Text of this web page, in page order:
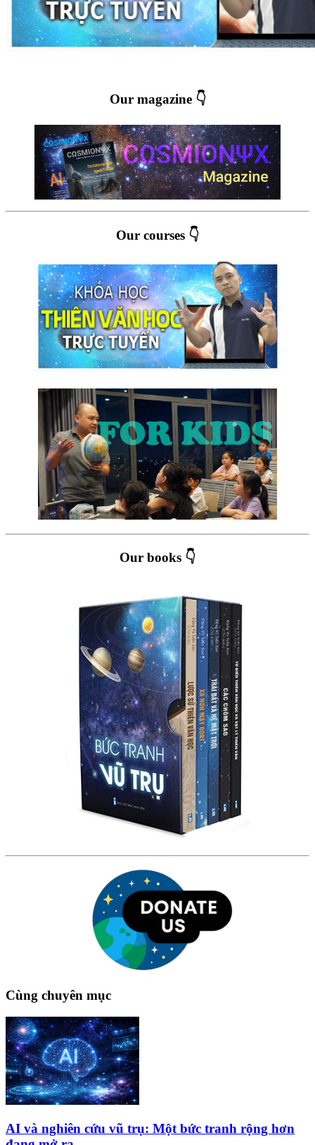
Our magazine 👇
Our courses 👇
Our books 👇
Cùng chuyên mục
AI và nghiên cứu vũ trụ: Một bức tranh rộng hơn